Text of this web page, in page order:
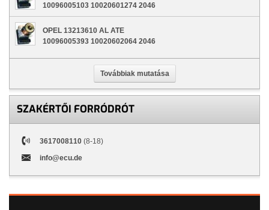
10096005103 10020601274 2046
OPEL 13213610 AL ATE
10096005393 10020602064 2046
Továbbiak mutatása
SZAKÉRTŐI FORRÓDRÓT
3617008110 (8-18)
info@ecu.de